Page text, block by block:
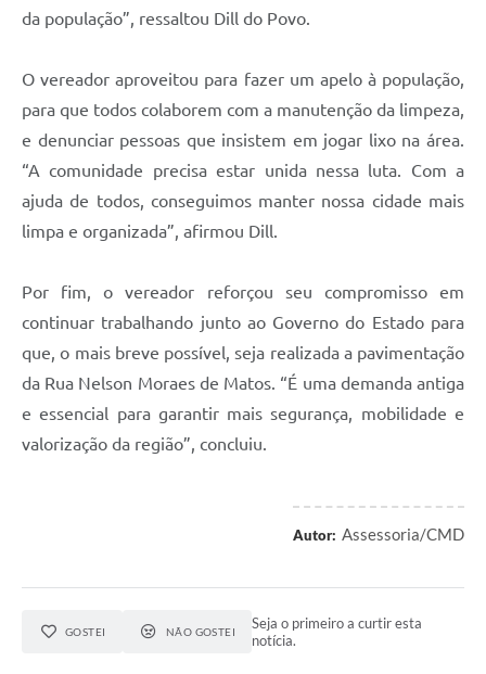
da população”, ressaltou Dill do Povo.
O vereador aproveitou para fazer um apelo à população,
para que todos colaborem com a manutenção da limpeza,
e denunciar pessoas que insistem em jogar lixo na área.
“A comunidade precisa estar unida nessa luta. Com a
ajuda de todos, conseguimos manter nossa cidade mais
limpa e organizada”, afirmou Dill.
Por fim, o vereador reforçou seu compromisso em
continuar trabalhando junto ao Governo do Estado para
que, o mais breve possível, seja realizada a pavimentação
da Rua Nelson Moraes de Matos. “É uma demanda antiga
e essencial para garantir mais segurança, mobilidade e
valorização da região”, concluiu.
Autor: Assessoria/CMD
GOSTEI NÃO GOSTEI
Seja o primeiro a curtir esta
notícia.